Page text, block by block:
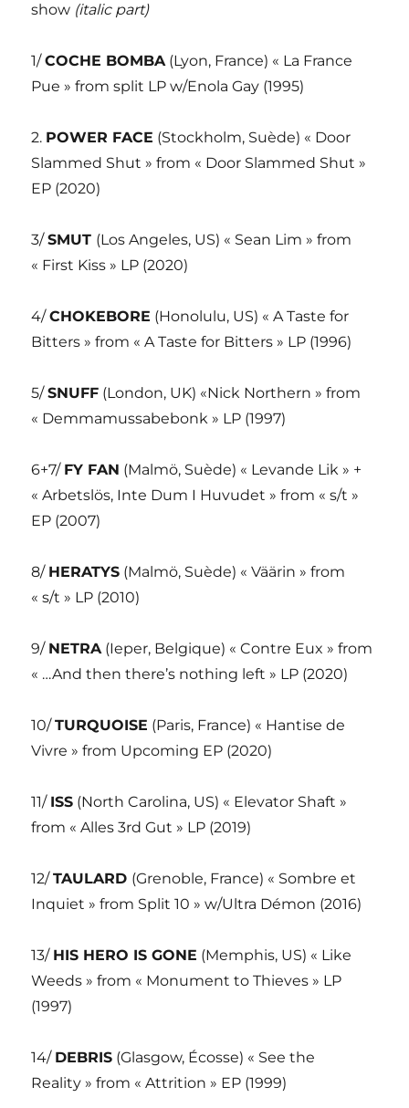
show (italic part)
1/COCHE BOMBA(Lyon, France) « La France
Pue » from split LP w/Enola Gay (1995)
2. POWER FACE (Stockholm, Suède) « Door
Slammed Shut » from « Door Slammed Shut »
EP (2020)
3/SMUT (Los Angeles, US) « Sean Lim » from
« First Kiss » LP (2020)
4/CHOKEBORE (Honolulu, US) « A Taste for
Bitters » from « A Taste for Bitters » LP (1996)
5/SNUFF (London, UK) «Nick Northern » from
« Demmamussabebonk » LP (1997)
6+7/ FY FAN (Malmö, Suède) « Levande Lik » +
« Arbetslös, Inte Dum I Huvudet » from « s/t »
EP (2007)
8/ HERATYS (Malmö, Suède) « Väärin » from
« s/t » LP (2010)
9/ NETRA(Ieper, Belgique) « Contre Eux » from
« …And then there’s nothing left » LP (2020)
10/TURQUOISE (Paris, France) « Hantise de
Vivre » from Upcoming EP (2020)
11/ ISS (North Carolina, US) « Elevator Shaft »
from « Alles 3rd Gut » LP (2019)
12/TAULARD (Grenoble, France) « Sombre et
Inquiet » from Split 10 » w/Ultra Démon (2016)
13/ HIS HERO IS GONE (Memphis, US) « Like
Weeds » from « Monument to Thieves » LP
(1997)
14/ DEBRIS (Glasgow, Écosse) « See the
Reality » from « Attrition » EP (1999)